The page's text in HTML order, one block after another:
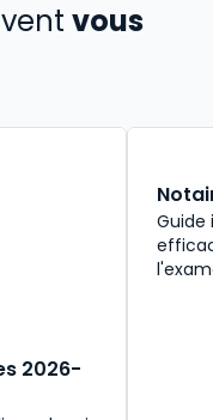
vous
2026-
Guide